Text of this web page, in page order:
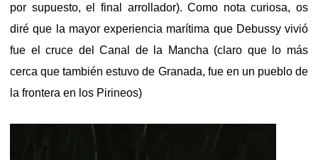
por supuesto, el final arrollador). Como nota curiosa, os
diré que la mayor experiencia marítima que Debussy vivió
fue el cruce del Canal de la Mancha (claro que lo más
cerca que también estuvo de Granada, fue en un pueblo de
la frontera en los Pirineos)